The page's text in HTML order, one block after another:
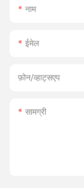
नाम
ईमेल
फ़ोन/व्हाट्सएप
सामग्री